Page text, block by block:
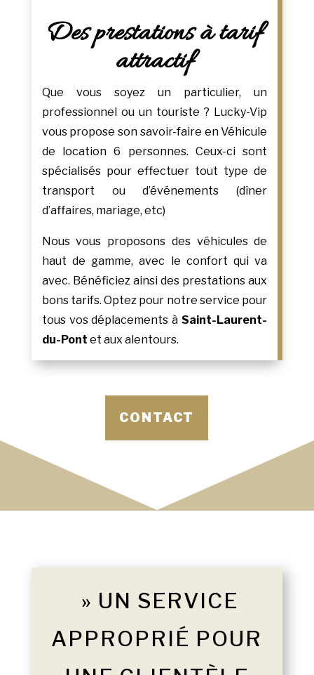
Des prestations à tarif
attractif
Que vous soyez un particulier, un
professionnel ou un touriste ? Lucky-Vip
vous propose son savoir-faire en Véhicule
de location 6 personnes. Ceux-ci sont
spécialisés pour effectuer tout type de
transport ou d’événements (dîner
d’affaires, mariage, etc)
Nous vous proposons des véhicules de
haut de gamme, avec le confort qui va
avec. Bénéficiez ainsi des prestations aux
bons tarifs. Optez pour notre service pour
tous vos déplacements àSaint-Laurent-
du-Pont et aux alentours.
CONTACT
» UN SERVICE
APPROPRIÉ POUR